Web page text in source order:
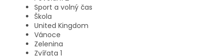
Sport a volný čas
Škola
United Kingdom
Vánoce
Zelenina
Zvířata 1